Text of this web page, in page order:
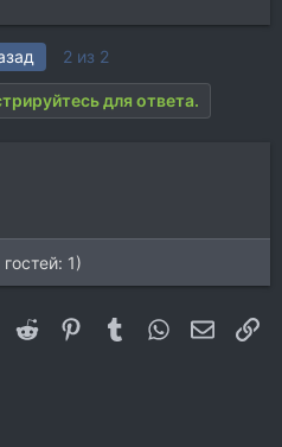
2 из 2
для ответа.
1)
Reddit Pinterest
Tumblr WhatsApp